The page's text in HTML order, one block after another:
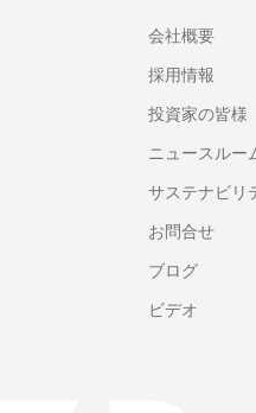
会社概要
採用情報
投資家の皆様
ニュースルー
サステナビリ
お問合せ
ブログ
ビデオ